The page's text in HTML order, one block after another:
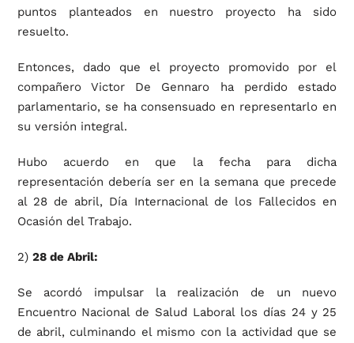
puntos planteados en nuestro proyecto ha sido
resuelto.
Entonces, dado que el proyecto promovido por el
compañero Victor De Gennaro ha perdido estado
parlamentario, se ha consensuado en representarlo en
su versión integral.
Hubo acuerdo en que la fecha para dicha
representación debería ser en la semana que precede
al 28 de abril, Día Internacional de los Fallecidos en
Ocasión del Trabajo.
2) 28 de Abril:
Se acordó impulsar la realización de un nuevo
Encuentro Nacional de Salud Laboral los días 24 y 25
de abril, culminando el mismo con la actividad que se